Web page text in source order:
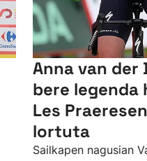
Anna van der
bere legenda
Les
lortuta
Sailkapen nagusian